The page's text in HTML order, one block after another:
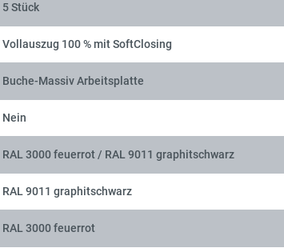
5 Stück
Vollauszug 100 % mit SoftClosing
Buche-Massiv Arbeitsplatte
Nein
RAL 3000 feuerrot / RAL 9011 graphitschwarz
RAL 9011 graphitschwarz
RAL 3000 feuerrot